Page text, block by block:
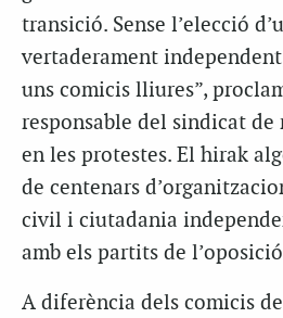
transició. Sense l’elecció
vertaderament
uns comicis lliures”,
responsable del sindicat
en les protestes. El hirak
de centenars
civil i ciutadania
amb els partits de
A diferència dels comicis